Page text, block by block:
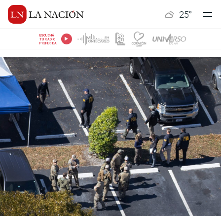
25°
ESCUCHÁ
TU RADIO
PREFERIDA